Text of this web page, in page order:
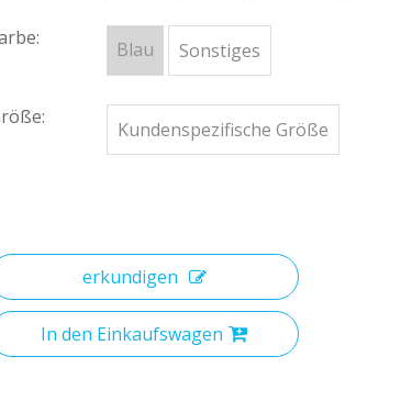
Blau Sonstiges
Kundenspezifische Größe
erkundigen
In den Einkaufswagen